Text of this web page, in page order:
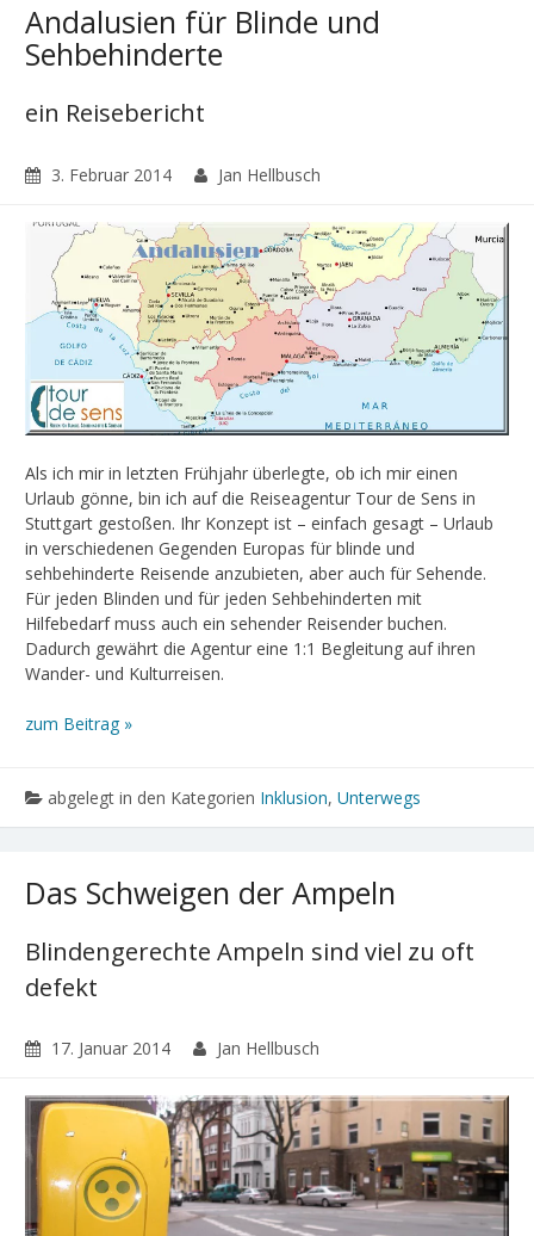
Andalusien für Blinde und
Sehbehinderte
ein Reisebericht
3. Februar 2014 Jan Hellbusch
Als ich mir in letzten Frühjahr überlegte, ob ich mir einen
Urlaub gönne, bin ich auf die Reiseagentur Tour de Sens in
Stuttgart gestoßen. Ihr Konzept ist – einfach gesagt – Urlaub
in verschiedenen Gegenden Europas für blinde und
sehbehinderte Reisende anzubieten, aber auch für Sehende.
Für jeden Blinden und für jeden Sehbehinderten mit
Hilfebedarf muss auch ein sehender Reisender buchen.
Dadurch gewährt die Agentur eine 1:1 Begleitung auf ihren
Wander- und Kulturreisen.
zum Beitrag »
abgelegt in den Kategorien Inklusion, Unterwegs
Das Schweigen der Ampeln
Blindengerechte Ampeln sind viel zu oft
defekt
17. Januar 2014 Jan Hellbusch